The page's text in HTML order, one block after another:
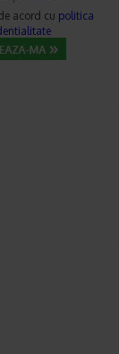
acord cu politica